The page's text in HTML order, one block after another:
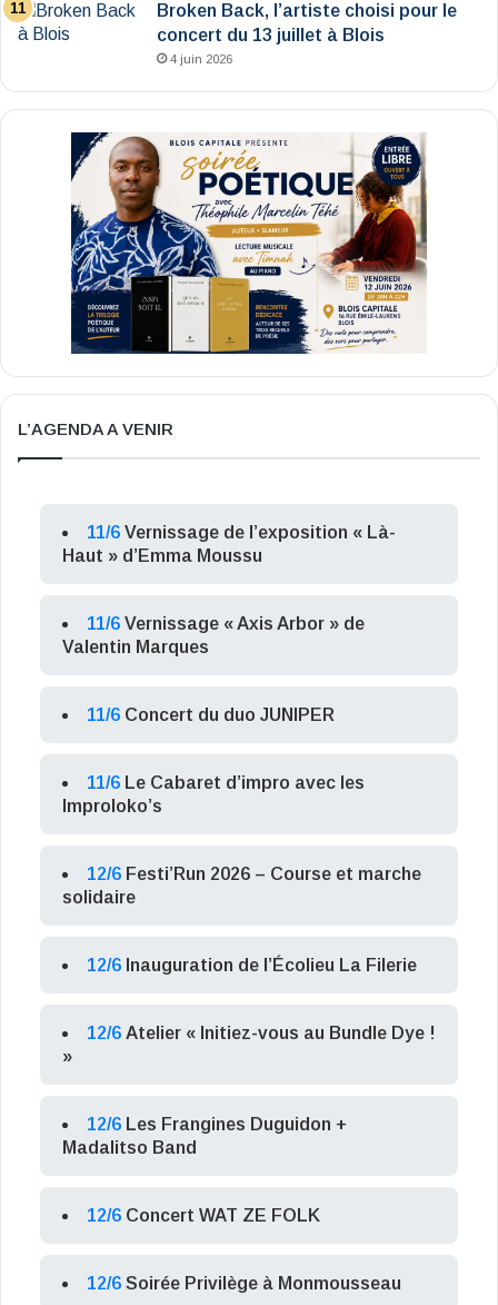
Broken Back, l’artiste choisi pour le
concert du 13 juillet à Blois
4 juin 2026
L’AGENDA A VENIR
11/6 Vernissage de l’exposition « Là-
Haut » d’Emma Moussu
11/6 Vernissage « Axis Arbor » de
Valentin Marques
11/6 Concert du duo JUNIPER
11/6 Le Cabaret d’impro avec les
Improloko’s
12/6 Festi’Run 2026 – Course et marche
solidaire
12/6 Inauguration de l’Écolieu La Filerie
12/6 Atelier « Initiez-vous au Bundle Dye !
»
12/6 Les Frangines Duguidon +
Madalitso Band
12/6 Concert WAT ZE FOLK
12/6 Soirée Privilège à Monmousseau